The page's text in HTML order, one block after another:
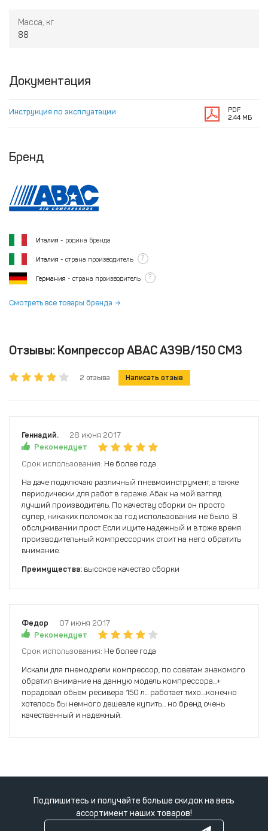
Масса, кг
88
Документация
Инструкция по эксплуатации
PDF
2.44 МБ
Бренд
Италия - родина бренда
Италия - страна производитель ?
Германия - страна производитель ?
Смотреть все товары бренда
Отзывы: Компрессор ABAC A39B/150 CM3
2 отзыва Написать отзыв
Геннадий.
28 июня 2017
Рекомендует
Срок использования: Не более года
На даче подключаю различный пневмоинструмент, а также
периодически для работ в гараже. Абак на мой взгляд
лучший производитель. По качеству сборки он просто
супер, никаких поломок за год использования не было. В
обслуживании прост. Если ищите надежный и в тоже время
производительный компрессорчик стоит на него обратить
внимание.
Преимущества: высокое качество сборки
Федор
07 июня 2017
Рекомендует
Срок использования: Не более года
Искали для пнемодрели компрессор, по советам знакомого
обратил внимание на данную модель компрессора...+
порадовал обьем ресивера 150 л... работает тихо....конечно
хотелось бы немного дешевле купить... но бренд очень
качественный и надежный.
Подпишитесь и получайте больше скидок на весь
ассортимент наших товаров!